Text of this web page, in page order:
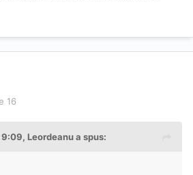
16
9:09, Leordeanua spus: